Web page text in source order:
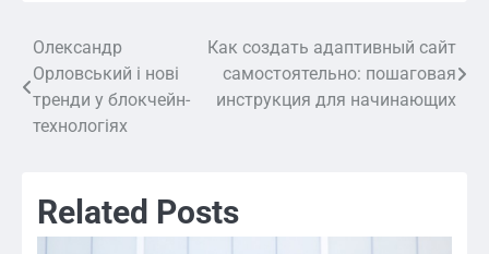
Навигация
по
записям
Олександр
Орловський і нові
тренди у блокчейн-
технологіях
Как создать адаптивный сайт
самостоятельно: пошаговая
инструкция для начинающих
Related Posts